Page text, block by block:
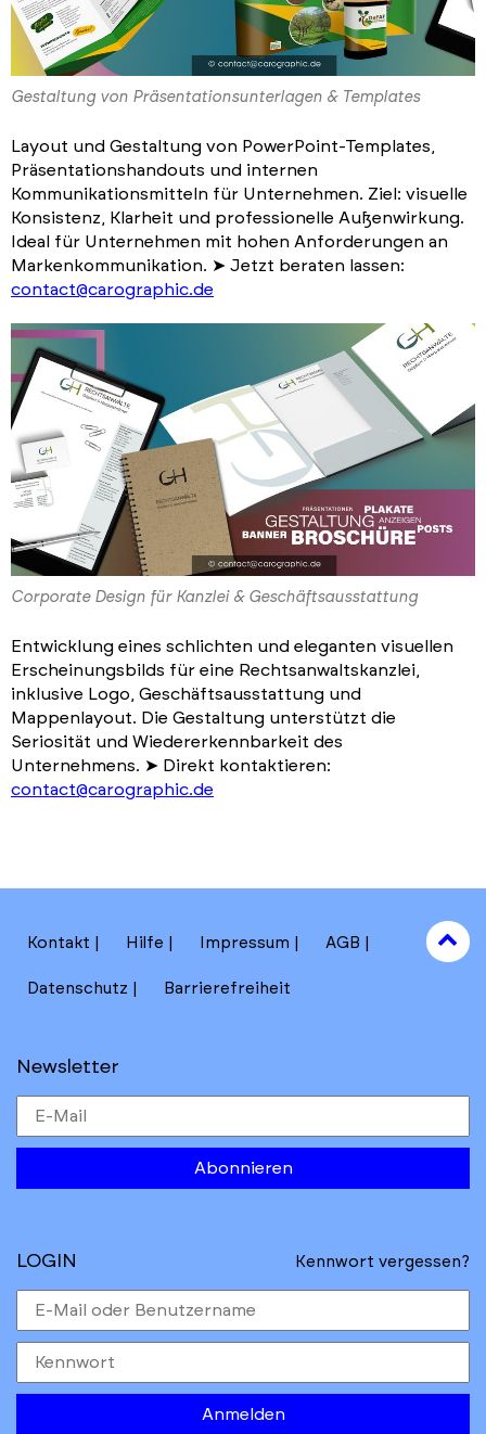
Gestaltung von Präsentationsunterlagen & Templates
Layout und Gestaltung von PowerPoint-Templates,
Präsentationshandouts und internen
Kommunikationsmitteln für Unternehmen. Ziel: visuelle
Konsistenz, Klarheit und professionelle Außenwirkung.
Ideal für Unternehmen mit hohen Anforderungen an
Markenkommunikation. ➤ Jetzt beraten lassen:
contact@carographic.de
Corporate Design für Kanzlei & Geschäftsausstattung
Entwicklung eines schlichten und eleganten visuellen
Erscheinungsbilds für eine Rechtsanwaltskanzlei,
inklusive Logo, Geschäftsausstattung und
Mappenlayout. Die Gestaltung unterstützt die
Seriosität und Wiedererkennbarkeit des
Unternehmens. ➤ Direkt kontaktieren:
contact@carographic.de
Kontakt Hilfe Impressum AGB
Datenschutz Barrierefreiheit
Newsletter
Abonnieren
to
top
LOGIN Kennwort vergessen?
Anmelden